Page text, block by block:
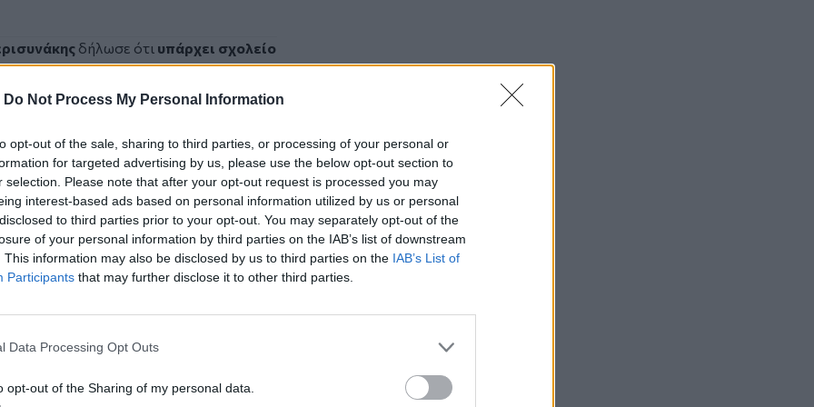
Do Not Process My Personal Information
opt-out of the sale, sharing to third parties, or processing of your personal or
for targeted advertising by us, please use the below opt-out section to
selection. Please note that after your opt-out request is processed you may
interest-based ads based on personal information utilized by us or personal
to third parties prior to your opt-out. You may separately opt-out of the
of your personal information by third parties on the IAB’s list of downstream
This information may also be disclosed by us to third parties on the IAB’s List of
Participants that may further disclose it to other third parties.
Data Processing Opt Outs
opt-out of the Sharing of my personal data.
δήλωσε ότι υπάρχει σχολείο
βρίσκεται σε χρήση διότι έχουν
Ακαδημία
. Ανέφερε επίσης
κτίριο αφού μέχρι πριν λίγο καιρό
πως
«αυτό που συνέβη μας αιφνιδίασε»
στο Γυμνάσιο Αλικαρνασσού όπου στις
50 εκατοστών στην είσοδο του
μονάδας. Κλιμάκιο της
βρέθηκε στο σχολείο και ερεύνησε
η οποία έγινε εξαιτίας διαρροής
Συσπείρωσης,Δημήτρης
αναμένεται να είναι διαθέσιμο το
ισοδυναμεί με ένα ελεύθερο σχολικό
δε με την προτροπή πως μόνο ένα
Σισαμάκης, επιβεβαίωσε για μια
Βόρεια Κορέα: Σούπα με κρέας σκύλου
συστήνουν τα κρατικά ΜΜΕ ως διέξοδο
στον καύσωνα